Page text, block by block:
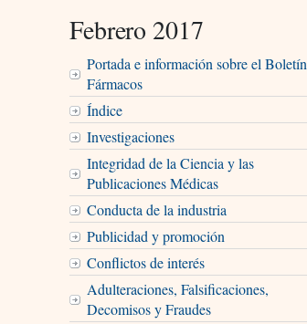
Febrero 2017
Portada e información sobre el Boletín
Fármacos
Índice
Investigaciones
Integridad de la Ciencia y las
Publicaciones Médicas
Conducta de la industria
Publicidad y promoción
Conflictos de interés
Adulteraciones, Falsificaciones,
Decomisos y Fraudes